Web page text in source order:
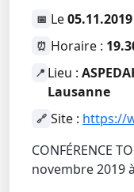
📅 Le05.11.2019
⏰ Horaire :
📍 Lieu :
Lausanne
🔗 Site : https://
CONFÉRENCE
novembre 2019